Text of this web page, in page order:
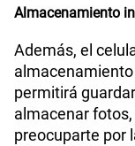
Almacenamiento
Además, el
almacenamiento
permitirá
almacenar
preocuparte por